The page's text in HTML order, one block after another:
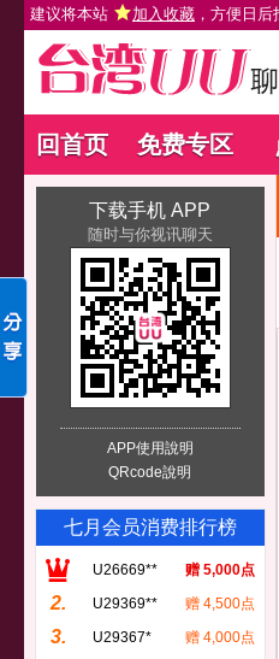
建议将本站 加入收藏 ，方便日后
回首页 免费专区
下载手机 APP
随时与你视讯聊天
APP使用說明
QRcode說明
七月会员消费排行榜
U26669** 赠 5,000点
2. U29369** 赠 4,500点
3. U29367* 赠 4,000点